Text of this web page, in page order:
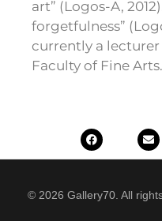
art” (Logos-A,
forgetfulness”
currently a lecturer
Faculty of Fine Arts.
© 2026 Gallery70. All